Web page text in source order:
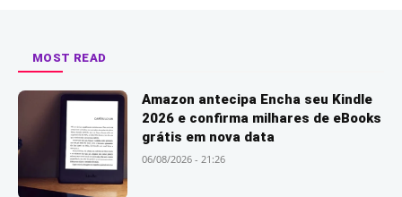
MOST READ
Amazon antecipa Encha seu Kindle
2026 e confirma milhares de eBooks
grátis em nova data
06/08/2026 - 21:26